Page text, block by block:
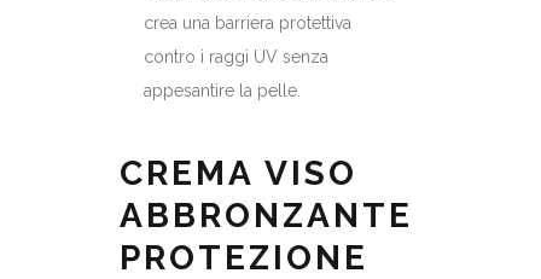
crea una barriera protettiva
contro i raggi UV senza
appesantire la pelle.
CREMA VISO
ABBRONZANTE
PROTEZIONE